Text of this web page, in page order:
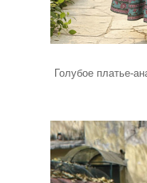
Голубое платье-